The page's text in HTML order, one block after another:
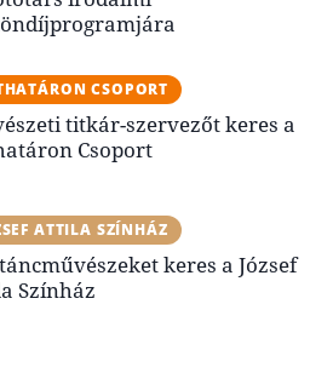
CSOPORT
titkár-szervezőt keres a
Csoport
ATTILA SZÍNHÁZ
keres a József
Színház